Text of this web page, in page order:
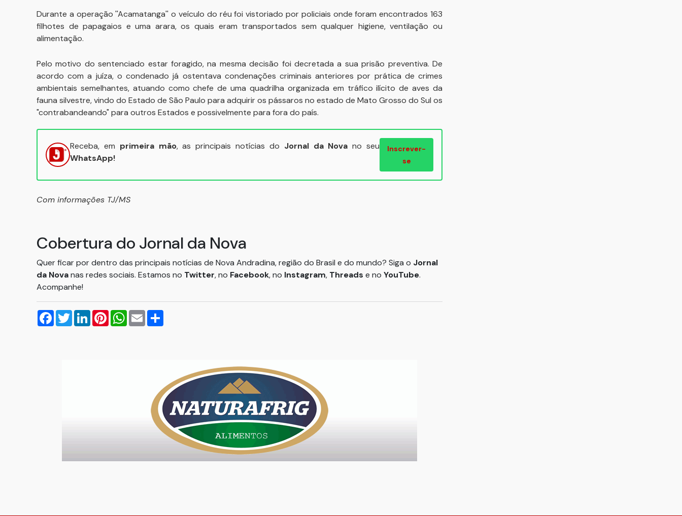
Durante a operação ''Acamatanga'' o veículo do réu foi vistoriado por policiais onde foram encontrados 163
filhotes de papagaios e uma arara, os quais eram transportados sem qualquer higiene, ventilação ou
alimentação.
Pelo motivo do sentenciado estar foragido, na mesma decisão foi decretada a sua prisão preventiva. De
acordo com a juíza, o condenado já ostentava condenações criminais anteriores por prática de crimes
ambientais semelhantes, atuando como chefe de uma quadrilha organizada em tráfico ilícito de aves da
fauna silvestre, vindo do Estado de São Paulo para adquirir os pássaros no estado de Mato Grosso do Sul os
"contrabandeando" para outros Estados e possivelmente para fora do país.
Receba, em primeira mão, as principais notícias do Jornal da Nova no seu
WhatsApp!
Inscrever-
se
Com informações TJ/MS
Cobertura do Jornal da Nova
Quer ficar por dentro das principais notícias de Nova Andradina, região do Brasil e do mundo? Siga o Jornal
da Novanas redes sociais. Estamos no Twitter, no Facebook, no Instagram, Threads e no YouTube.
Acompanhe!
Facebook
TwitterLinkedInPinterestWhatsApp
Email